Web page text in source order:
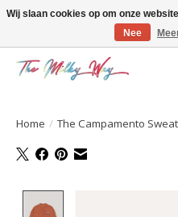
Home / The Campamento
Wij slaan cookies op om onze
Nee